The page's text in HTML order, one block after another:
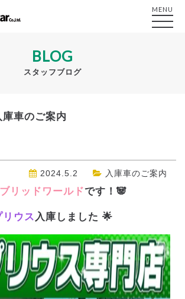
MENU
BLOG
スタッフブログ
車のご案内
2024.5.2 入庫車のご案内
リッドワールドです！🐼
リウス 入庫しました 🌟